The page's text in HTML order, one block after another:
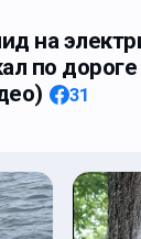
на
по дороге
31